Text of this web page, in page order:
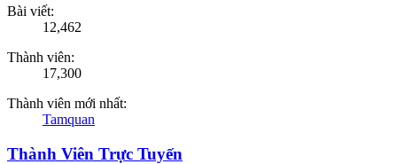
Bài viết:
12,462
Thành viên:
17,300
Thành viên mới nhất:
Tamquan
Thành Viên Trực Tuyến